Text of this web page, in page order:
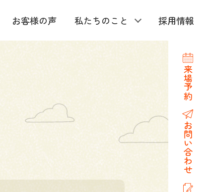
お客様の声 私たちのこと 採用情報
来場予約
お問い合わせ